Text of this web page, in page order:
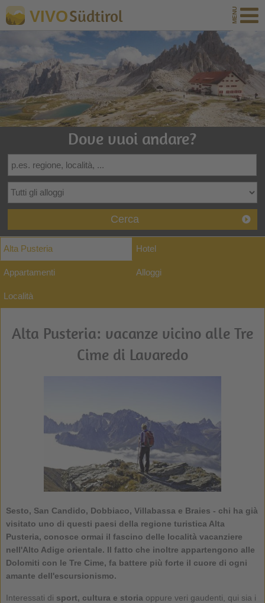
VIVOSüdtirol
Dove vuoi andare?
Cerca
Alta Pusteria: vacanze vicino alle Tre
Cime di Lavaredo
Alta Pusteria Hotel
Appartamenti Alloggi
Località
Sesto, San Candido, Dobbiaco, Villabassa e Braies - chi ha già
visitato uno di questi paesi della regione turistica Alta
Pusteria, conosce ormai il fascino delle località vacanziere
nell'Alto Adige orientale. Il fatto che inoltre appartengono alle
Dolomiti con le Tre Cime, fa battere più forte il cuore di ogni
amante dell'escursionismo.
Interessati di sport, cultura e storia oppure veri gaudenti, qui sia i